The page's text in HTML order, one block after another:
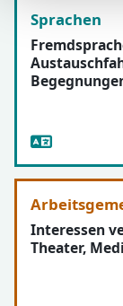
Sprachen
Interessen
Theater,